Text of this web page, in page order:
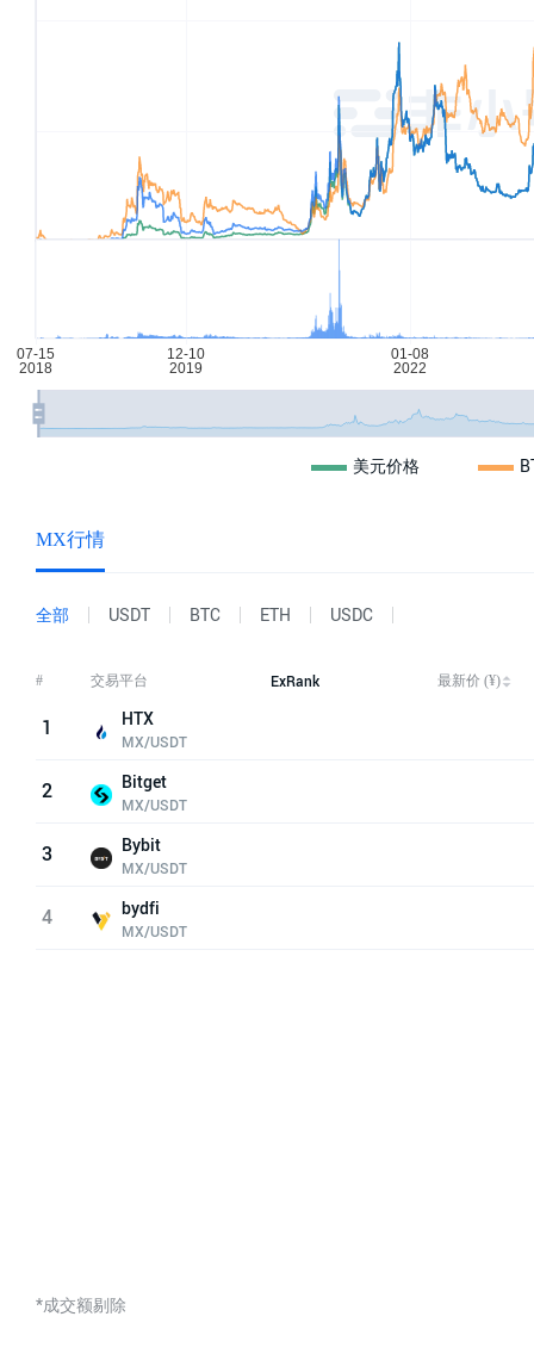
美元价格
MX行情
全部 USDT BTC ETH USDC
# 交易平台 ExRank 最新价 (¥)
1 HTX
MX/USDT
2 Bitget
MX/USDT
3 Bybit
MX/USDT
4 bydfi
MX/USDT
*成交额剔除